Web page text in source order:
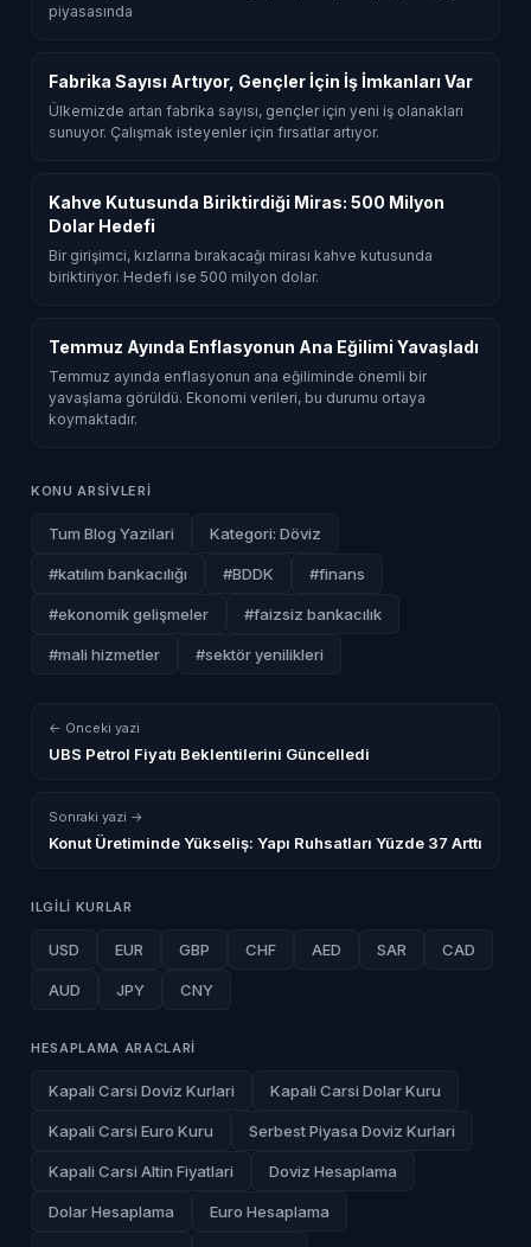
piyasasında
Fabrika Sayısı Artıyor, Gençler İçin İş İmkanları Var
Ülkemizde artan fabrika sayısı, gençler için yeni iş olanakları
sunuyor. Çalışmak isteyenler için fırsatlar artıyor.
Kahve Kutusunda Biriktirdiği Miras: 500 Milyon
Dolar Hedefi
Bir girişimci, kızlarına bırakacağı mirası kahve kutusunda
biriktiriyor. Hedefi ise 500 milyon dolar.
Temmuz Ayında Enflasyonun Ana Eğilimi Yavaşladı
Temmuz ayında enflasyonun ana eğiliminde önemli bir
yavaşlama görüldü. Ekonomi verileri, bu durumu ortaya
koymaktadır.
KONU ARSIVLERI
Tum Blog Yazilari Kategori: Döviz
#katılım bankacılığı #BDDK #finans
#ekonomik gelişmeler #faizsiz bankacılık
#mali hizmetler #sektör yenilikleri
← Onceki yazi
UBS Petrol Fiyatı Beklentilerini Güncelledi
Sonraki yazi →
Konut Üretiminde Yükseliş: Yapı Ruhsatları Yüzde 37 Arttı
ILGILI KURLAR
USD EUR GBP CHF AED SAR CAD
AUD JPY CNY
HESAPLAMA ARACLARI
Kapali Carsi Doviz Kurlari Kapali Carsi Dolar Kuru
Kapali Carsi Euro Kuru Serbest Piyasa Doviz Kurlari
Kapali Carsi Altin Fiyatlari Doviz Hesaplama
Dolar Hesaplama Euro Hesaplama